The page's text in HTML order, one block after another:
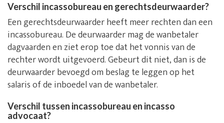
Verschil incassobureau en gerechtsdeurwaarder?
Een gerechtsdeurwaarder heeft meer rechten dan een
incassobureau. De deurwaarder mag de wanbetaler
dagvaarden en ziet erop toe dat het vonnis van de
rechter wordt uitgevoerd. Gebeurt dit niet, dan is de
deurwaarder bevoegd om beslag te leggen op het
salaris of de inboedel van de wanbetaler.
Verschil tussen incassobureau en incasso
advocaat?